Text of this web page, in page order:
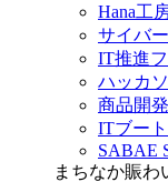
Hana工
サイバ
IT推進
ハッカ
商品開発
ITブー
SABAE
まちなか賑わ